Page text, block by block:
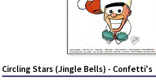
Circling Stars (Jingle Bells) - Confetti's